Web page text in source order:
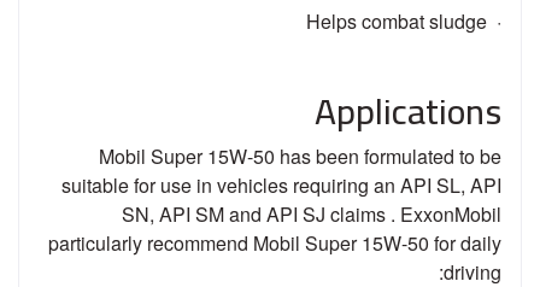
· Helps combat sludge
Applications
Mobil Super 15W-50 has been formulated to be
suitable for use in vehicles requiring an API SL, API
SN, API SM and API SJ claims . ExxonMobil
particularly recommend Mobil Super 15W-50 for daily
driving: